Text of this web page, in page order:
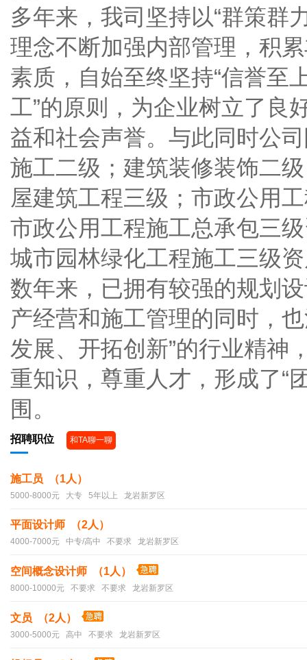
多年来，我司坚持以“群策群
理念不断加强内部管理，积
素质，自始至终坚持“信誉至
工”的原则，为企业树立了良
益和社会声誉。与此同时公
施工二级；建筑装修装饰二
屋建筑工程三级；市政公用
市政公用工程施工总承包三
城市园林绿化工程施工三级
数年来，已拥有较强的规划
产经营和施工管理的同时，
发展、开拓创新”的行业精神
重知识，尊重人才，形成了“
围。
招聘职位 和TA聊一聊
施工员 （1人）
5000-8000元 大专 5年以上 龙岩新罗区
平面设计师 （2人）
4000-7000元 中专/高中 不要求 龙岩新罗区
空间概念设计师 （1人）
8000-10000元 不要求 不要求 龙岩新罗区
文员 （2人）
3000-5000元 高中 不要求 龙岩新罗区